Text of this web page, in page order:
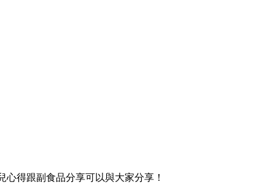
得跟副食品分享可以與大家分享！